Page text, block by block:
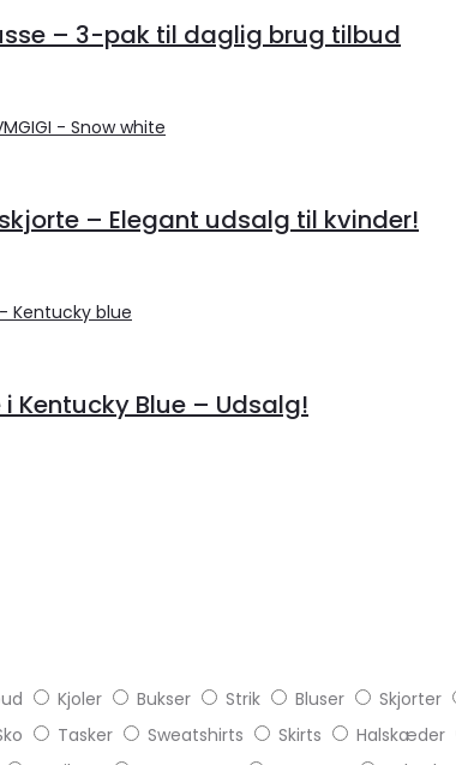
– 3-pak til daglig brug tilbud
skjorte – Elegant udsalg til kvinder!
i Kentucky Blue – Udsalg!
Kjoler Bukser Strik Bluser Skjorter
Tasker Sweatshirts Skirts Halskæder